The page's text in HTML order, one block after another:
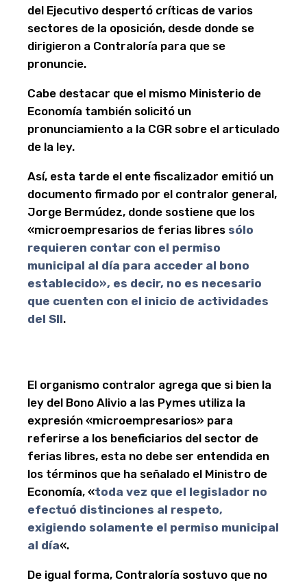
del Ejecutivo despertó críticas de varios
sectores de la oposición, desde donde se
dirigieron a Contraloría para que se
pronuncie.
Cabe destacar que el mismo Ministerio de
Economía también solicitó un
pronunciamiento a la CGR sobre el articulado
de la ley.
Así, esta tarde el ente fiscalizador emitió un
documento firmado por el contralor general,
Jorge Bermúdez, donde sostiene que los
«microempresarios de ferias libres sólo
requieren contar con el permiso
municipal al día para acceder al bono
establecido», es decir, no es necesario
que cuenten con el inicio de actividades
del SII.
El organismo contralor agrega que si bien la
ley del Bono Alivio a las Pymes utiliza la
expresión «microempresarios» para
referirse a los beneficiarios del sector de
ferias libres, esta no debe ser entendida en
los términos que ha señalado el Ministro de
Economía, «toda vez que el legislador no
efectuó distinciones al respeto,
exigiendo solamente el permiso municipal
al día«.
De igual forma, Contraloría sostuvo que no